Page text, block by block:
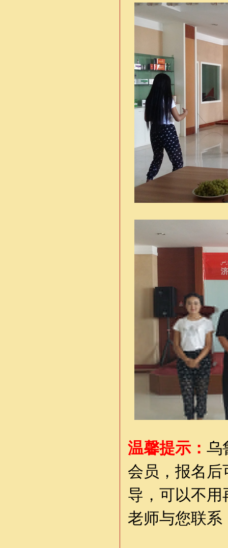
温馨提示： 乌
会员，报名
导，可以不
老师与您联系